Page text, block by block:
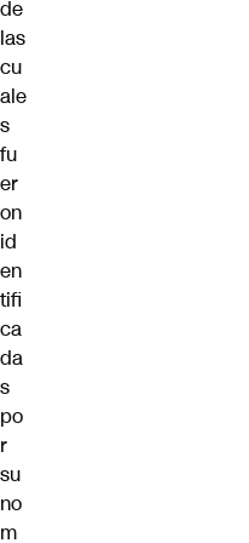
de
las
cu
ale
s
fu
er
on
id
en
tifi
ca
da
s
po
r
su
no
m